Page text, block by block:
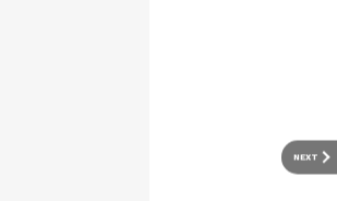
NEXT